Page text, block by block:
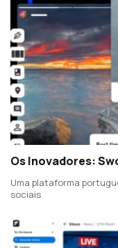
Os Inovadores:
Uma plataforma
sociais